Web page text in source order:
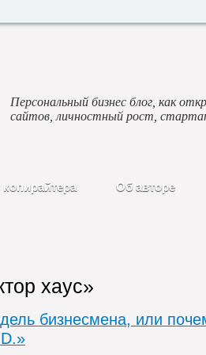
хаус»
бизнесмена, или
Персональный бизнес блог, как
сайтов, личностный рост,
копирайтера Об авторе